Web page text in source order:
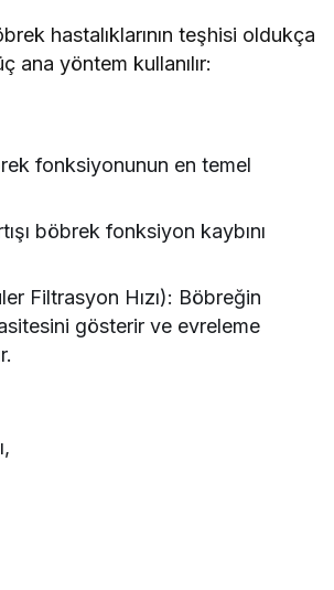
hastalıklarının teşhisi oldukça
ana yöntem kullanılır:
fonksiyonunun en temel
böbrek fonksiyon kaybını
Filtrasyon Hızı): Böbreğin
gösterir ve evreleme